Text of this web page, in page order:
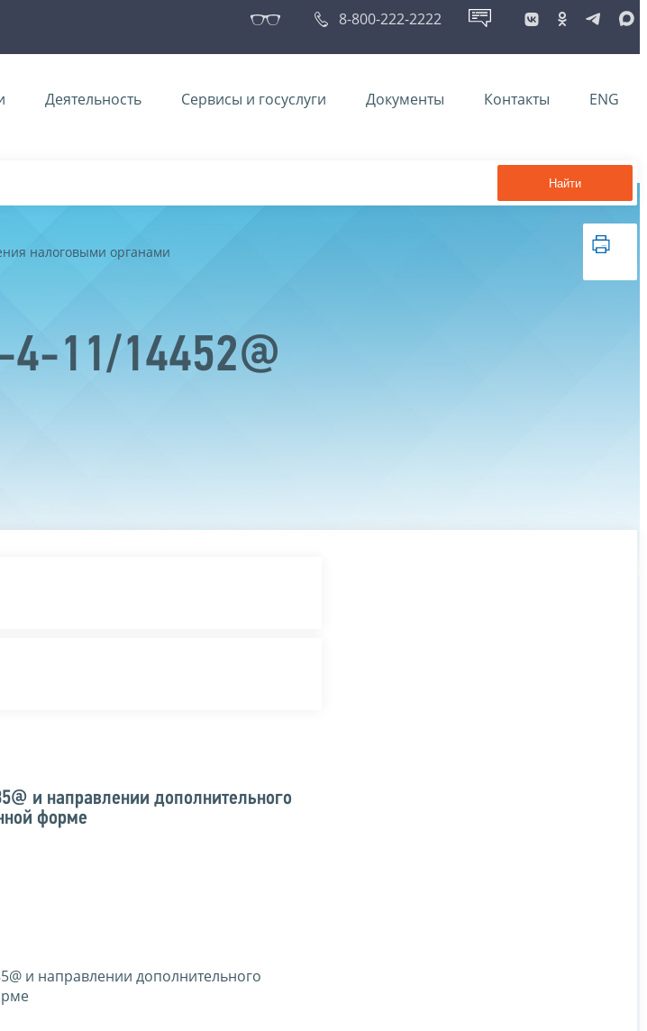
8-800-222-2222
Деятельность Сервисы и госуслуги Документы Контакты ENG
Найти
налоговыми органами
11/14452@
и направлении дополнительного
форме
и направлении дополнительного